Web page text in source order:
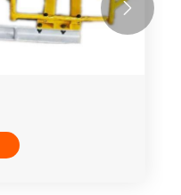
